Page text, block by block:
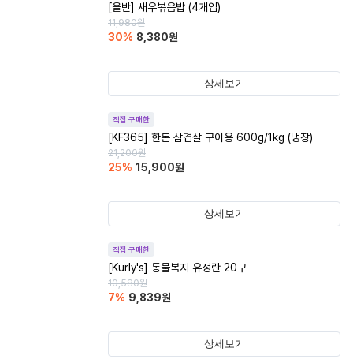
[올반] 새우볶음밥 (4개입)
11,980원
30% 8,380원
상세보기
직접 구매한
[KF365] 한돈 삼겹살 구이용 600g/1kg (냉장)
21,200원
25% 15,900원
상세보기
직접 구매한
[Kurly's] 동물복지 유정란 20구
10,580원
7% 9,839원
상세보기